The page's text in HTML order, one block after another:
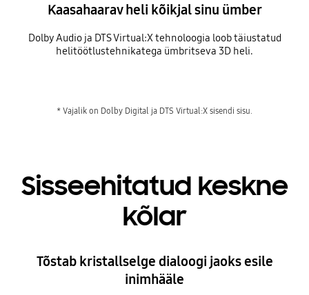
Kaasahaarav heli kõikjal sinu ümber
Dolby Audio ja DTS Virtual:X tehnoloogia loob täiustatud
helitöötlustehnikatega ümbritseva 3D heli.
* Vajalik on Dolby Digital ja DTS Virtual:X sisendi sisu.
Sisseehitatud keskne
kõlar
Tõstab kristallselge dialoogi jaoks esile
inimhääle